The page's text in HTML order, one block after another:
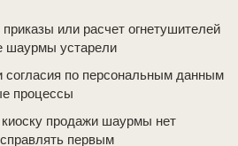
или расчет огнетушителей
шаурмы устарели
согласия по персональным данным
процессы
продажи шаурмы нет
первым